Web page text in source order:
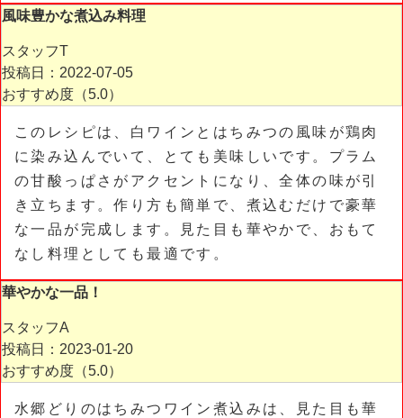
風味豊かな煮込み料理
スタッフT
投稿日：2022-07-05
おすすめ度（5.0）
このレシピは、白ワインとはちみつの風味が鶏肉
に染み込んでいて、とても美味しいです。プラム
の甘酸っぱさがアクセントになり、全体の味が引
き立ちます。作り方も簡単で、煮込むだけで豪華
な一品が完成します。見た目も華やかで、おもて
なし料理としても最適です。
華やかな一品！
スタッフA
投稿日：2023-01-20
おすすめ度（5.0）
水郷どりのはちみつワイン煮込みは、見た目も華